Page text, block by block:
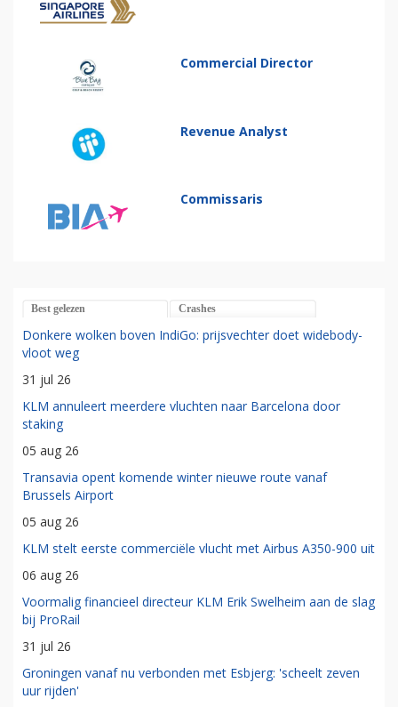
Commercial Director
Revenue Analyst
Commissaris
Best gelezen Crashes
Donkere wolken boven IndiGo: prijsvechter doet widebody-
vloot weg
31 jul 26
KLM annuleert meerdere vluchten naar Barcelona door
staking
05 aug 26
Transavia opent komende winter nieuwe route vanaf
Brussels Airport
05 aug 26
KLM stelt eerste commerciële vlucht met Airbus A350-900 uit
06 aug 26
Voormalig financieel directeur KLM Erik Swelheim aan de slag
bij ProRail
31 jul 26
Groningen vanaf nu verbonden met Esbjerg: 'scheelt zeven
uur rijden'